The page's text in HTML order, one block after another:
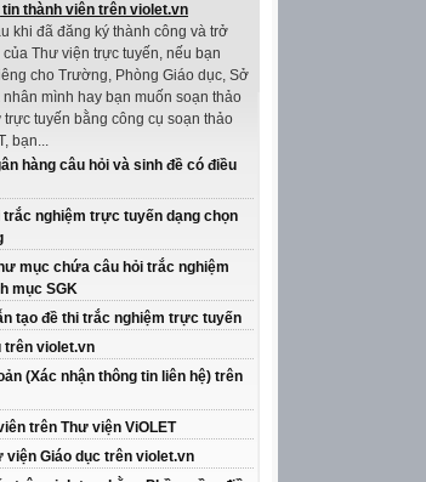
thành viên trên violet.vn
khi đã đăng ký thành công và trở
Thư viện trực tuyến, nếu bạn
cho Trường, Phòng Giáo dục, Sở
mình hay bạn muốn soạn thảo
tuyến bằng công cụ soạn thảo
bạn...
hàng câu hỏi và sinh đề có điều
trắc nghiệm trực tuyến dạng chọn
mục chứa câu hỏi trắc nghiệm
mục SGK
tạo đề thi trắc nghiệm trực tuyến
trên violet.vn
(Xác nhận thông tin liên hệ) trên
trên Thư viện ViOLET
viện Giáo dục trên violet.vn